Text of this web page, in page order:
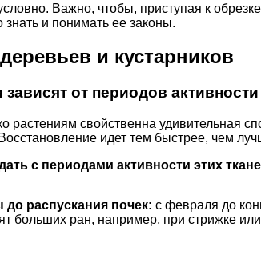
Важно, чтобы, приступая к
и понимать ее законы.
и кустарников
от периодов активности
растениям свойственна удивительная
идет тем быстрее, чем
с периодами активности этих
распускания почек: с февраля до
больших ран, например, при стрижке